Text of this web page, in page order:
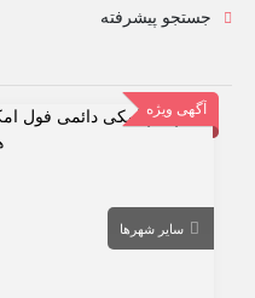
جستجو پیشرفته
آگهی ویژه
سایر شهرها